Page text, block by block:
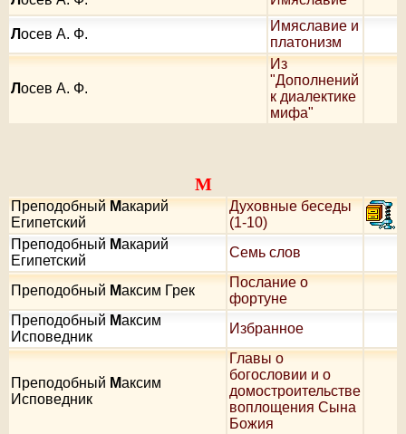
Лосев А. Ф.
Имяславие и
платонизм
Лосев А. Ф.
Из
"Дополнений
к диалектике
мифа"
М
ПреподобныйМакарий
Египетский
Духовные беседы
(1-10)
Преподобный Макарий
Египетский
Семь слов
Преподобный Максим Грек
Послание о
фортуне
Преподобный Максим
Исповедник
Избранное
Преподобный Максим
Исповедник
Главы о
богословии и о
домостроительстве
воплощения Сына
Божия